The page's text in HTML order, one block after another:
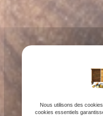
Nous utilisons des
cookies essentiels